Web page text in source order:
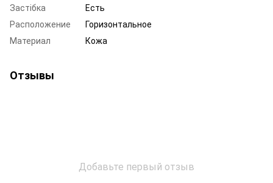
Застібка
Есть
Расположение
Горизонтальное
Материал
Кожа
Отзывы
Добавьте первый отзыв